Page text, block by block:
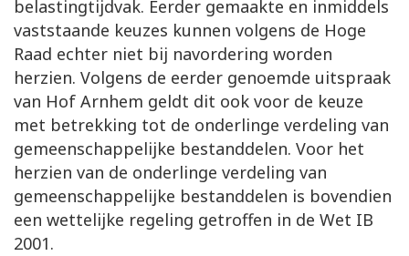
belastingtijdvak. Eerder gemaakte en inmiddels
vaststaande keuzes kunnen volgens de Hoge
Raad echter niet bij navordering worden
herzien. Volgens de eerder genoemde uitspraak
van Hof Arnhem geldt dit ook voor de keuze
met betrekking tot de onderlinge verdeling van
gemeenschappelijke bestanddelen. Voor het
herzien van de onderlinge verdeling van
gemeenschappelijke bestanddelen is bovendien
een wettelijke regeling getroffen in de Wet IB
2001.